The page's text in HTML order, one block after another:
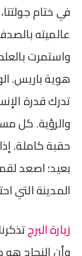
في ختام
عالميته
واستمرت
هوية باريس.
تدرك قدرة
والرؤية. كل
حقبة كاملة.
بعيد؛ اصعد
المدينة التي
زيارة البرج